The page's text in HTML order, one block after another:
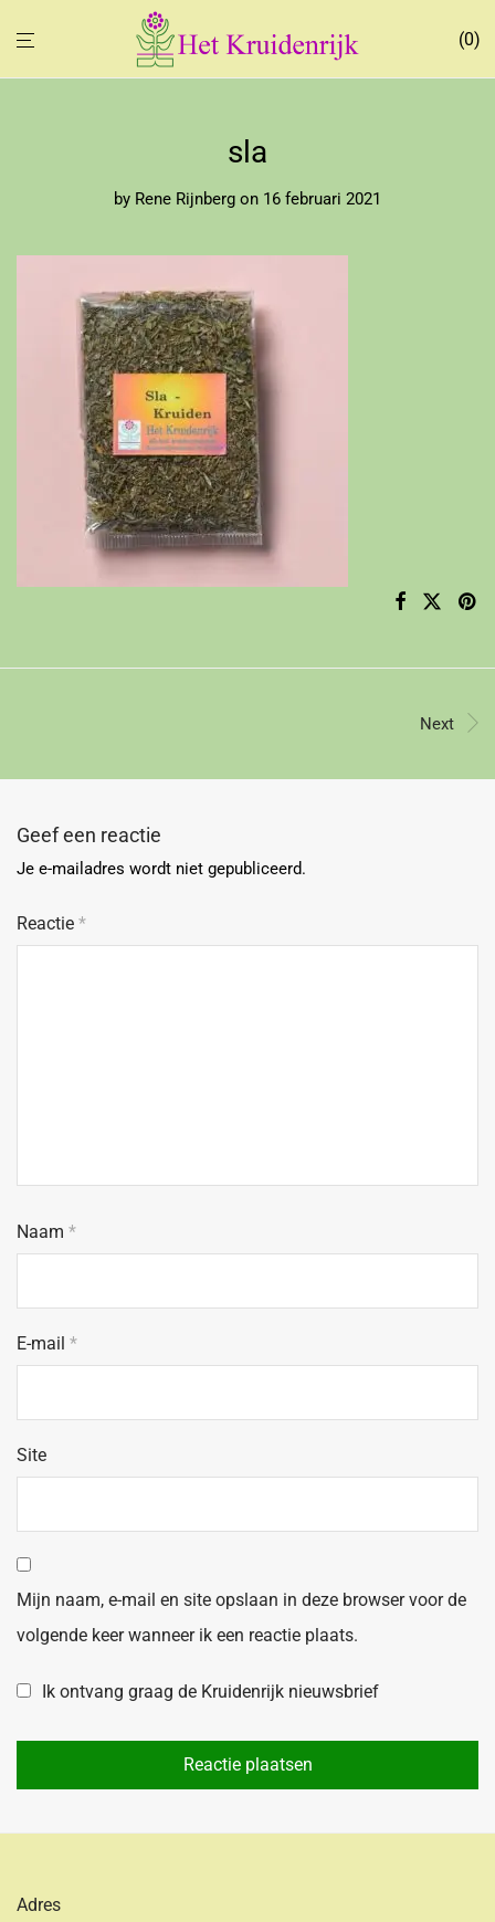
0
sla
by Rene Rijnberg on 16 februari 2021
Next
Geef een reactie
Je e-mailadres wordt niet gepubliceerd.
Reactie *
Naam *
E-mail *
Site
Mijn naam, e-mail en site opslaan in deze browser voor de
volgende keer wanneer ik een reactie plaats.
Ik ontvang graag de Kruidenrijk nieuwsbrief
Adres